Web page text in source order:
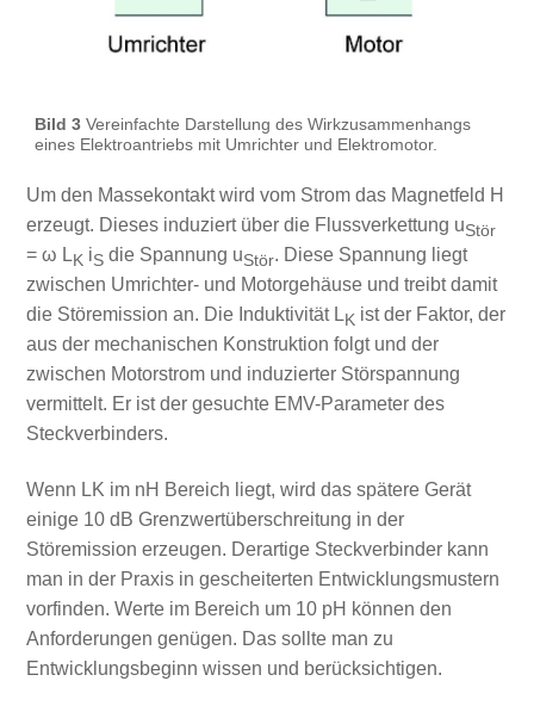
Bild 3Vereinfachte Darstellung des Wirkzusammenhangs
eines Elektroantriebs mit Umrichter und Elektromotor.
Um den Massekontakt wird vom Strom das Magnetfeld H
erzeugt. Dieses induziert über die Flussverkettung uStör
= ω LKiSdie Spannung uStör. Diese Spannung liegt
zwischen Umrichter- und Motorgehäuse und treibt damit
die Störemission an. Die Induktivität LKist der Faktor, der
aus der mechanischen Konstruktion folgt und der
zwischen Motorstrom und induzierter Störspannung
vermittelt. Er ist der gesuchte EMV-Parameter des
Steckverbinders.
Wenn LK im nH Bereich liegt, wird das spätere Gerät
einige 10 dB Grenzwertüberschreitung in der
Störemission erzeugen. Derartige Steckverbinder kann
man in der Praxis in gescheiterten Entwicklungsmustern
vorfinden. Werte im Bereich um 10 pH können den
Anforderungen genügen. Das sollte man zu
Entwicklungsbeginn wissen und berücksichtigen.